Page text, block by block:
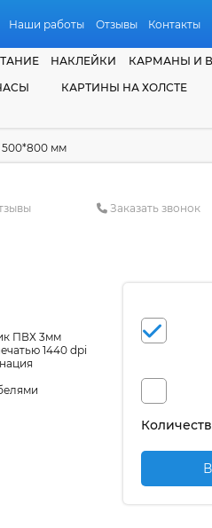
Наши работы Отзывы Контакты
НАКЛЕЙКИ КАРМАНЫ И
КАРТИНЫ НА ХОЛСТЕ
500*800 мм
Заказать звонок
ПВХ 3мм
1440 dpi